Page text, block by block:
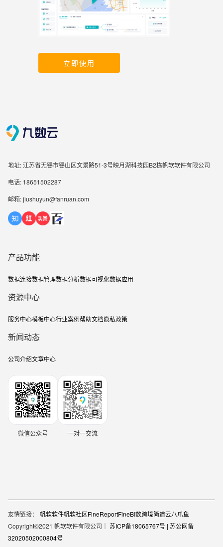
立即使用
地址: 江苏省无锡市锡山区文景路51-3号映月湖科技园B2栋帆软软件有限公司
电话: 18651502287
邮箱: jiushuyun@fanruan.com
产品功能
数据连接数据管理数据分析数据可视化数据应用
资源中心
服务中心模板中心行业案例帮助文档隐私政策
新闻动态
公司介绍文章中心
微信公众号 一对一交流
友情链接： 帆软软件帆软社区FineReportFineBI数跨境简道云八爪鱼
Copyright©2021 帆软软件有限公司｜ 苏ICP备18065767号 | 苏公网备
32020502000804号